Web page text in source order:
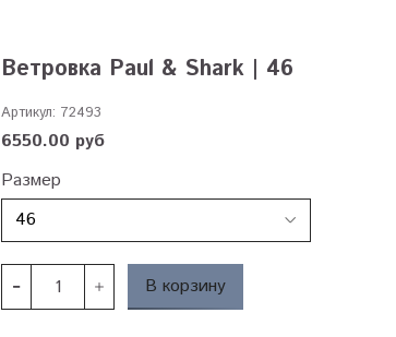
Ветровка Paul & Shark | 46
Артикул: 72493
6550.00 руб
Размер
В корзину